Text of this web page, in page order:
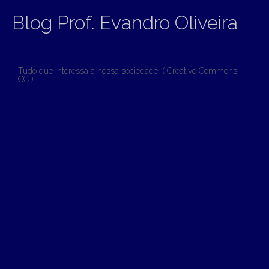
Blog Prof. Evandro Oliveira
Tudo que interessa à nossa sociedade. ( Creative Commons –
CC )